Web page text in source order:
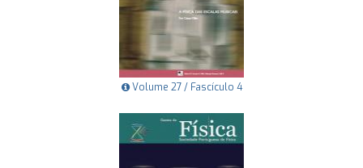
Volume 27 / Fascículo 4